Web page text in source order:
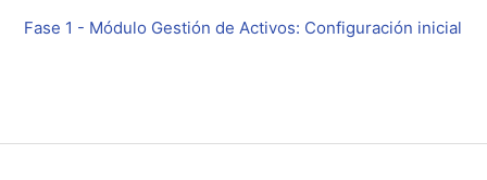
Fase 1 - Módulo Gestión de Activos: Configuración inicial